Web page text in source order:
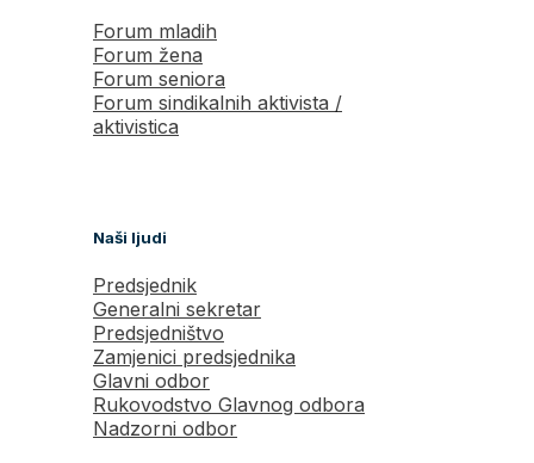
Forum mladih
Forum žena
Forum seniora
Forum sindikalnih aktivista /
aktivistica
Naši ljudi
Predsjednik
Generalni sekretar
Predsjedništvo
Zamjenici predsjednika
Glavni odbor
Rukovodstvo Glavnog odbora
Nadzorni odbor